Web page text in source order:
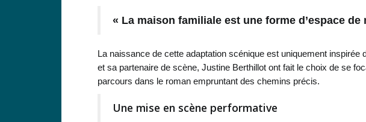
« La maison familiale est une forme d’espace
La naissance de cette adaptation scénique est uniquement
et sa partenaire de scène, Justine Berthillot ont fait le choix de se
parcours dans le roman empruntant des chemins précis.
Une mise en scène performative